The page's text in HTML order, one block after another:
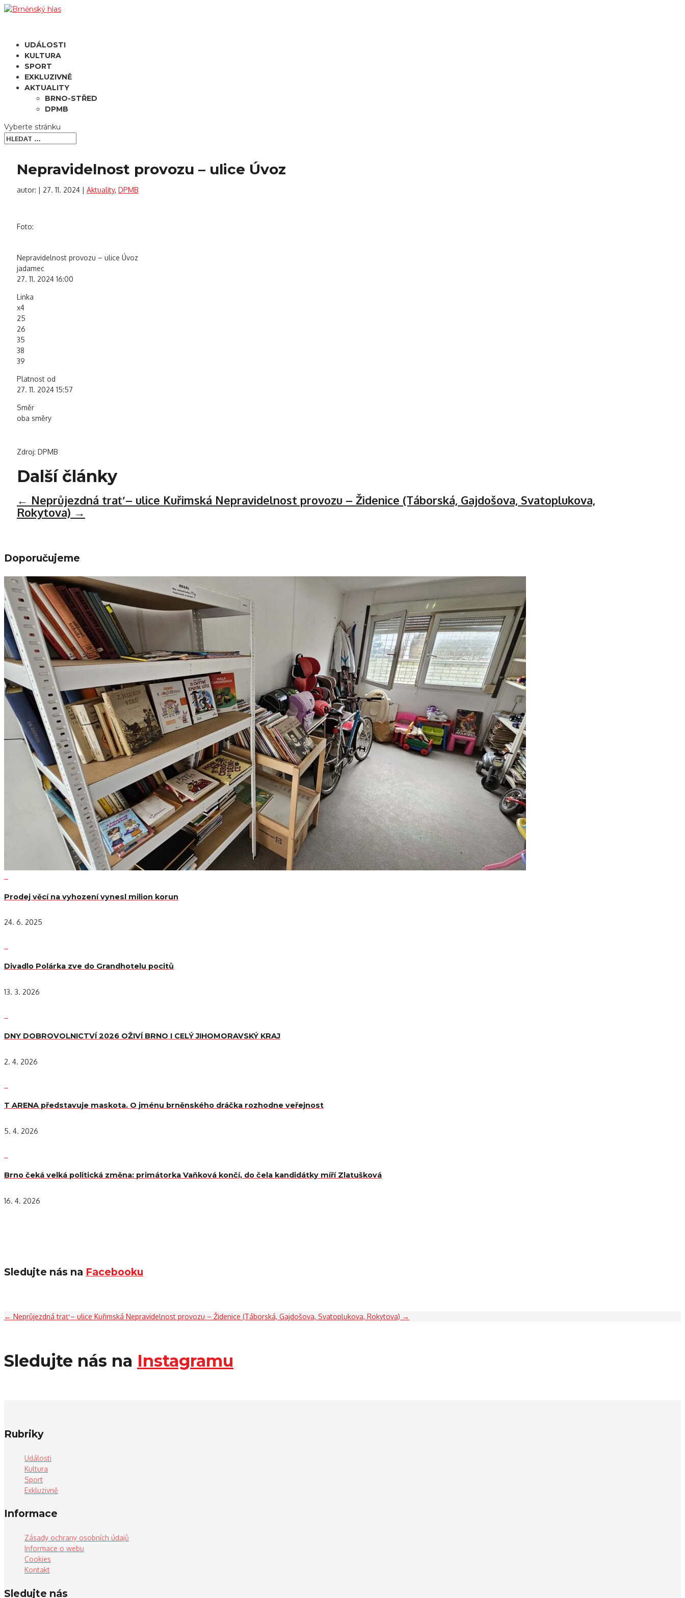
UDÁLOSTI
KULTURA
SPORT
EXKLUZIVNĚ
AKTUALITY
BRNO-STŘED
DPMB
Vyberte stránku
Nepravidelnost provozu – ulice Úvoz
autor: | 27. 11. 2024 | Aktuality, DPMB
Foto:
Nepravidelnost provozu – ulice Úvoz
jadamec
27. 11. 2024 16:00
Linka
x4
25
26
35
38
39
Platnost od
27. 11. 2024 15:57
Směr
oba směry
Zdroj: DPMB
Další články
← Neprůjezdná trať – ulice Kuřimská Nepravidelnost provozu – Židenice (Táborská, Gajdošova, Svatoplukova,
Rokytova) →
Doporučujeme
Prodej věcí na vyhození vynesl milion korun
24. 6. 2025
Divadlo Polárka zve do Grandhotelu pocitů
13. 3. 2026
DNY DOBROVOLNICTVÍ 2026 OŽIVÍ BRNO I CELÝ JIHOMORAVSKÝ KRAJ
2. 4. 2026
T ARENA představuje maskota. O jménu brněnského dráčka rozhodne veřejnost
5. 4. 2026
Brno čeká velká politická změna: primátorka Vaňková končí, do čela kandidátky míří Zlatušková
16. 4. 2026
Sledujte nás na Facebooku
← Neprůjezdná trať – ulice Kuřimská Nepravidelnost provozu – Židenice (Táborská, Gajdošova, Svatoplukova, Rokytova) →
Sledujte nás na Instagramu
Rubriky
Události
Kultura
Sport
Exkluzivně
Informace
Zásady ochrany osobních údajů
Informace o webu
Cookies
Kontakt
Sledujte nás